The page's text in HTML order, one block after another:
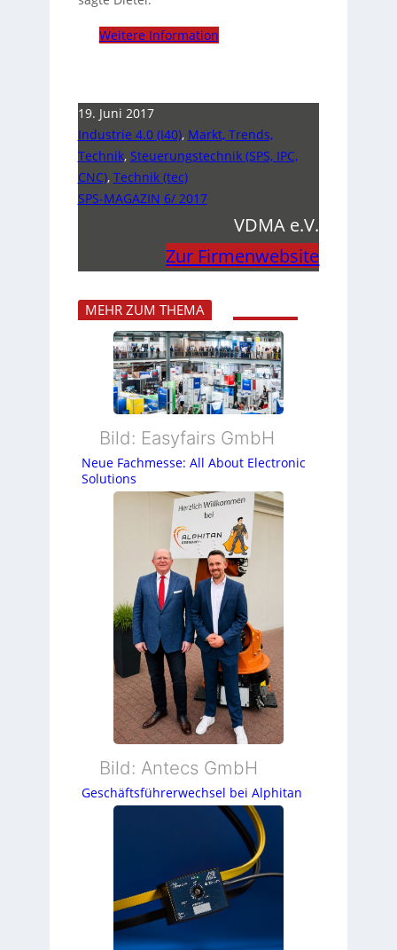
Weitere Information
19. Juni 2017
Industrie 4.0 (I40), Markt, Trends,
Technik, Steuerungstechnik (SPS, IPC,
CNC), Technik (tec)
SPS-MAGAZIN 6/ 2017
VDMA e.V.
Zur Firmenwebsite
MEHR ZUM THEMA
Bild: Easyfairs GmbH
Neue Fachmesse: All About Electronic
Solutions
Bild: Antecs GmbH
Geschäftsführerwechsel bei Alphitan